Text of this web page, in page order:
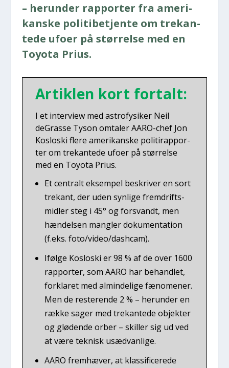
– her­un­der rap­por­ter fra ame­ri­
kan­ske poli­ti­be­tjen­te om tre­kan­
te­de ufo­er på stør­rel­se med en
Toy­o­ta Pri­us.​
Artik­len kort for­talt:
I et inter­view med astro­fy­si­ker Neil
deGras­se Tyson omta­ler AARO-chef Jon
Koslo­ski fle­re ame­ri­kan­ske poli­tirap­por­
ter om tre­kan­te­de ufo­er på stør­rel­se
med en Toy­o­ta Pri­us.
Et cen­tralt eksem­pel beskri­ver en sort
tre­kant, der uden syn­li­ge frem­drifts­
mid­ler steg i 45° og for­svandt, men
hæn­del­sen mang­ler doku­men­ta­tion
(f.eks. foto/video/dashcam).
Iføl­ge Koslo­ski er 98 % af de over 1600
rap­por­ter, som AARO har behand­let,
for­kla­ret med almin­de­li­ge fæno­me­ner.
Men de reste­ren­de 2 % – her­un­der en
ræk­ke sager med tre­kan­te­de objek­ter
og glø­de­n­de orber – skil­ler sig ud ved
at være tek­nisk usæd­van­li­ge.
AARO frem­hæ­ver, at klas­si­fi­ce­re­de